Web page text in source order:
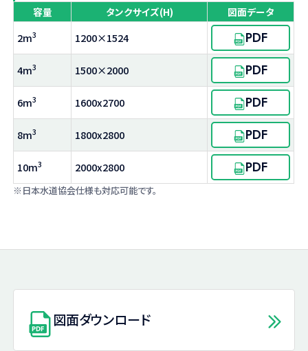
容量 タンクサイズ(H) 図面データ
2m3 1200×1524 PDF
4m3 1500×2000 PDF
6m3 1600x2700 PDF
8m3 1800x2800 PDF
10m3 2000x2800 PDF
※日本水道協会仕様も対応可能です。
図面ダウンロード